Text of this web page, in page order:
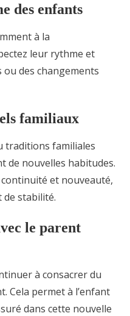
des enfants
à la
leur rythme et
des changements
familiaux
traditions familiales
de nouvelles habitudes.
et nouveauté,
stabilité.
le parent
à consacrer du
Cela permet à l’enfant
dans cette nouvelle